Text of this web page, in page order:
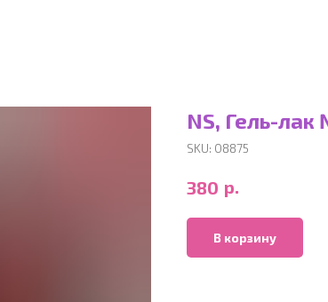
NS, Гель-
SKU: 08875
380 р.
В корзину